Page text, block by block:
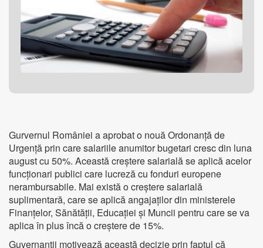
Gurvernul României a aprobat o nouă Ordonanță de
Urgență prin care salariile anumitor bugetari cresc din luna
august cu 50%. Această creștere salarială se aplică acelor
funcționari publici care lucreză cu fonduri europene
nerambursabile. Mai există o creștere salarială
suplimentară, care se aplică angajaților din ministerele
Finanțelor, Sănătății, Educației și Muncii pentru care se va
aplica în plus încă o creștere de 15%.
Guvernanții motivează această decizie prin faptul că